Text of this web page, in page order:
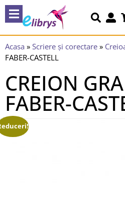
Acasa » Scriere și corectare »
FABER-CASTELL
CREION
FABER-